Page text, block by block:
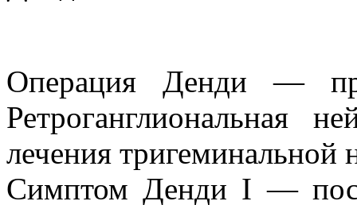
Операция Денди —
Ретроганглиональная
лечения тригеминальной
Симптом Денди I —